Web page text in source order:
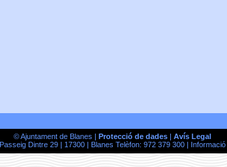
© Ajuntament de Blanes | Protecció de dades| Avís Legal
Passeig Dintre 29 | 17300 | Blanes Telèfon: 972 379 300 |
Informació